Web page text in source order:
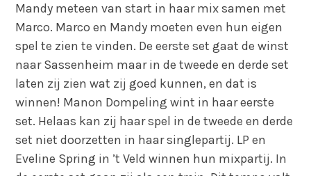
Mandy meteen van start in haar mix samen met
Marco. Marco en Mandy moeten even hun eigen
spel te zien te vinden. De eerste set gaat de winst
naar Sassenheim maar in de tweede en derde set
laten zij zien wat zij goed kunnen, en dat is
winnen! Manon Dompeling wint in haar eerste
set. Helaas kan zij haar spel in de tweede en derde
set niet doorzetten in haar singlepartij. LP en
Eveline Spring in ’t Veld winnen hun mixpartij. In